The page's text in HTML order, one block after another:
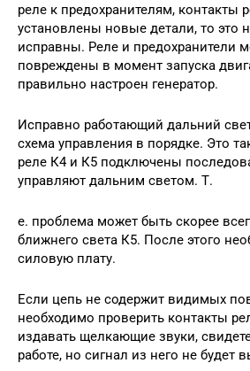
реле к предохранителям, контакты
установлены новые детали, то это
исправны. Реле и предохранители
повреждены в момент запуска
правильно настроен генератор.
Исправно работающий дальний
схема управления в порядке. Это
реле К4 и К5 подключены
управляют дальним светом. Т.
е. проблема может быть скорее
ближнего света К5. После этого
силовую плату.
Если цепь не содержит видимых
необходимо проверить контакты
издавать щелкающие звуки,
работе, но сигнал из него не будет